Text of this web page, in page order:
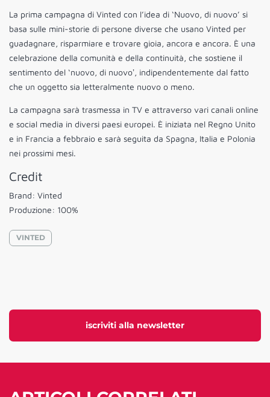
iscriviti alla newsletter
La prima campagna di Vinted con l’idea di ‘Nuovo, di nuovo’ si
basa sulle mini-storie di persone diverse che usano Vinted per
guadagnare, risparmiare e trovare gioia, ancora e ancora. È una
celebrazione della comunità e della continuità, che sostiene il
sentimento del ‘nuovo, di nuovoʼ, indipendentemente dal fatto
che un oggetto sia letteralmente nuovo o meno.
La campagna sarà trasmessa in TV e attraverso vari canali online
e social media in diversi paesi europei. È iniziata nel Regno Unito
e in Francia a febbraio e sarà seguita da Spagna, Italia e Polonia
nei prossimi mesi.
Credit
Brand: Vinted
Produzione: 100%
VINTED